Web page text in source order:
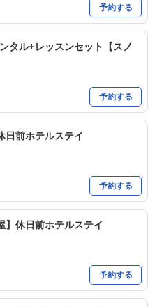
予約する
タル+レッスンセット【スノ
予約する
日前ホテルステイ
予約する
】休日前ホテルステイ
予約する